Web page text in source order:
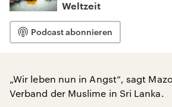
Weltzeit
Podcast abonnieren
„Wir leben nun in Angst“, sagt
Verband der Muslime in Sri Lanka.